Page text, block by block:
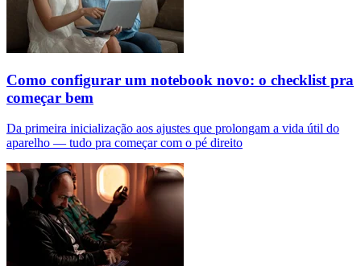
Como configurar um notebook novo: o checklist pra
começar bem
Da primeira inicialização aos ajustes que prolongam a vida útil do
aparelho — tudo pra começar com o pé direito